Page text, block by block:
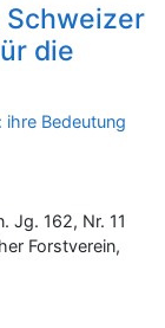
die
ihre Bedeutung
Jg. 162, Nr. 11
Forstverein,